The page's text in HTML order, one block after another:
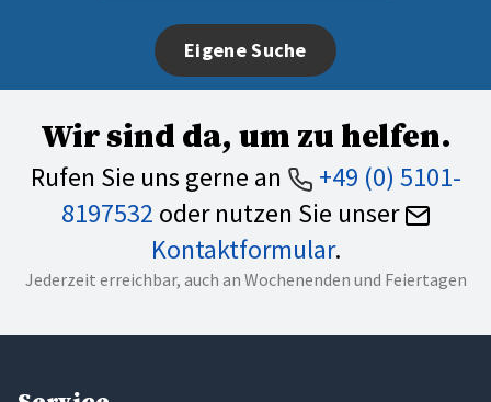
Eigene Suche
Wir sind da, um zu helfen.
Rufen Sie uns gerne an
+49 (0) 5101-
8197532 oder nutzen Sie unser
Kontaktformular.
Jederzeit erreichbar, auch an Wochenenden und Feiertagen